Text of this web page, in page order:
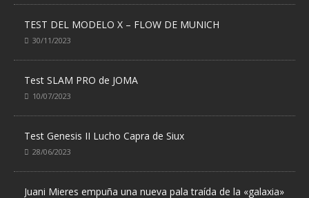
TEST DEL MODELO X – FLOW DE MUNICH
30/11/2023
Test SLAM PRO de JOMA
10/07/2023
Test Genesis II Lucho Capra de Siux
28/06/2023
Juani Mieres empuña una nueva pala traída de la «galaxia»